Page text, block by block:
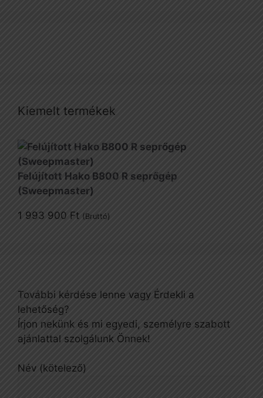
Kiemelt termékek
Felújított Hako B800 R seprőgép
(Sweepmaster)
1 993 900 Ft (Bruttó)
További kérdése lenne vagy Érdekli a
lehetőség?
Írjon nekünk és mi egyedi, személyre szabott
ajánlattal szolgálunk Önnek!
Név (kötelező)